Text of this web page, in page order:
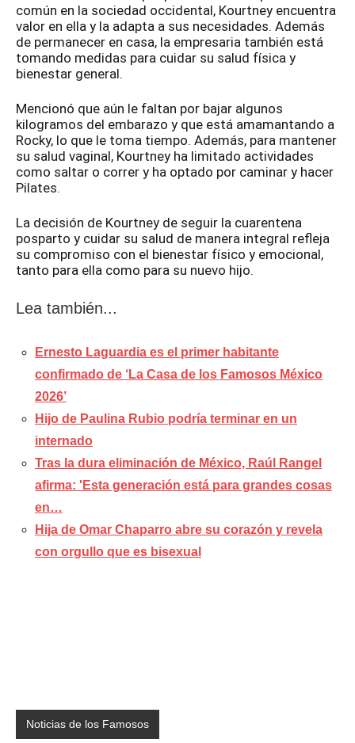
común en la sociedad occidental, Kourtney encuentra
valor en ella y la adapta a sus necesidades. Además
de permanecer en casa, la empresaria también está
tomando medidas para cuidar su salud física y
bienestar general.
Mencionó que aún le faltan por bajar algunos
kilogramos del embarazo y que está amamantando a
Rocky, lo que le toma tiempo. Además, para mantener
su salud vaginal, Kourtney ha limitado actividades
como saltar o correr y ha optado por caminar y hacer
Pilates.
La decisión de Kourtney de seguir la cuarentena
posparto y cuidar su salud de manera integral refleja
su compromiso con el bienestar físico y emocional,
tanto para ella como para su nuevo hijo.
Lea también...
Ernesto Laguardia es el primer habitante
confirmado de ‘La Casa de los Famosos México
2026’
Hijo de Paulina Rubio podría terminar en un
internado
Tras la dura eliminación de México, Raúl Rangel
afirma: 'Esta generación está para grandes cosas
en…
Hija de Omar Chaparro abre su corazón y revela
con orgullo que es bisexual
Noticias de los Famosos